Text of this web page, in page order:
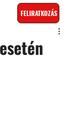
FELIRATKOZÁS